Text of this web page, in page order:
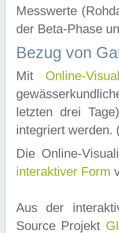
Messwerte
der Beta-Phase
Bezug von
Mit Online-
letzten drei
integriert werden.
Die Online-
interaktiver Form
Aus der
Source Projekt